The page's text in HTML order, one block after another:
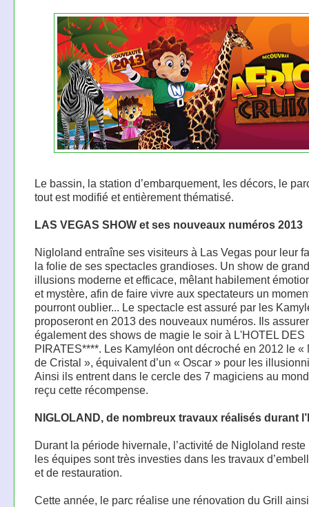
Le bassin, la station d’embarquement, les décors, le
tout est modifié et entièrement thématisé.
LAS VEGAS SHOW et ses nouveaux numéros 2013
Nigloland entraîne ses visiteurs à Las Vegas pour leur
la folie de ses spectacles grandioses. Un show de
illusions moderne et efficace, mêlant habilement
et mystère, afin de faire vivre aux spectateurs un
pourront oublier... Le spectacle est assuré par les
proposeront en 2013 des nouveaux numéros. Ils
également des shows de magie le soir à L'HOTEL DES
PIRATES****. Les Kamyléon ont décroché en 2012 le «
de Cristal », équivalent d’un « Oscar » pour les
Ainsi ils entrent dans le cercle des 7 magiciens au
reçu cette récompense.
NIGLOLAND, de nombreux travaux réalisés durant
Durant la période hivernale, l’activité de Nigloland reste
les équipes sont très investies dans les travaux
et de restauration.
Cette année, le parc réalise une rénovation du Grill